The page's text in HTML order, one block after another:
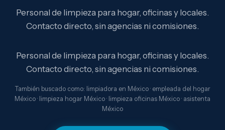
Personal de limpieza para hogar, oficinas y locales.
Contacto directo, sin agencias ni comisiones.
Personal de limpieza para hogar, oficinas y locales.
Contacto directo, sin agencias ni comisiones.
También buscado como: limpiadora en México · empleada del hogar
México · limpieza hogar México · limpieza oficinas México · asistenta
México